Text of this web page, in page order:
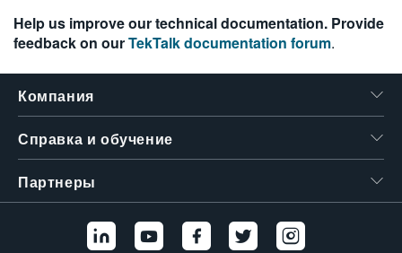
Help us improve our technical documentation. Provide
feedback on ourTekTalk documentation forum.
Компания
Справка и обучение
Партнеры